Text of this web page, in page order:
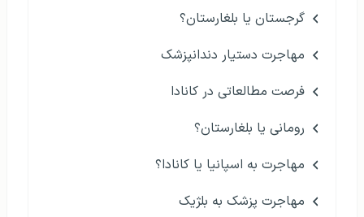
گرجستان یا بلغارستان؟
مهاجرت دستیار دندانپزشک
فرصت مطالعاتی در کانادا
رومانی یا بلغارستان؟
مهاجرت به اسپانیا یا کانادا؟
مهاجرت پزشک به بلژیک